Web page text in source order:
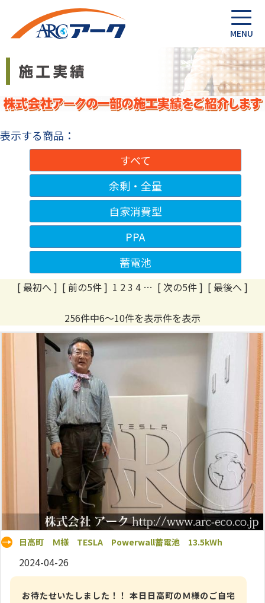
表示する商品：
すべて
余剰・全量
自家消費型
PPA
蓄電池
[ 最初へ ] [ 前の5件 ] 1 23 4 … [ 次の5件 ] [ 最後へ ]
256件中6～10件を表示件を表示
日高町 Ｍ様 TESLA Powerwall蓄電池 13.5kWh
2024-04-26
お待たせいたしました！！ 本日日高町のＭ様のご自宅